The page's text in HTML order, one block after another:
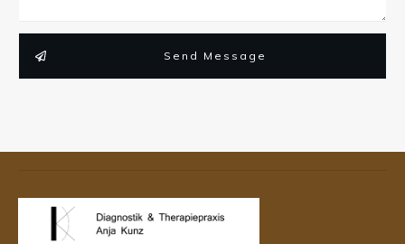
Send Message